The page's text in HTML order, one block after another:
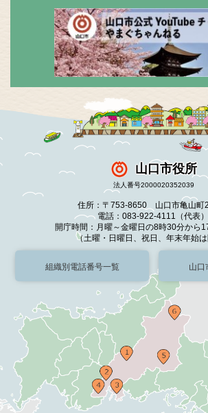
山口市役所
法人番号2000020352039
住所：〒753-8650 山口市亀山町
電話：083-922-4111（代表）
開庁時間：月曜～金曜日の8時30分から
（土曜・日曜日、祝日、年末年始
組織別電話番号一覧 山口